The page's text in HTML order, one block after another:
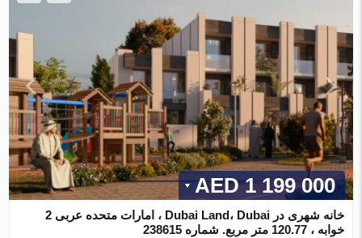
1 199 000 AED
خانه شهری در Dubai Land، Dubai ، امارات متحده عربی 2
خوابه ، 120.77 متر مربع. شماره 238615